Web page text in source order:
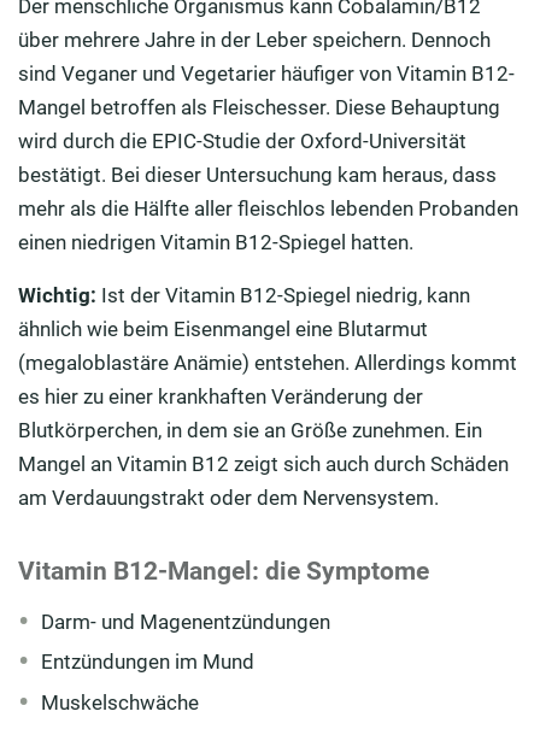
Der menschliche Organismus kann Cobalamin/B12
über mehrere Jahre in der Leber speichern. Dennoch
sind Veganer und Vegetarier häufiger von Vitamin B12-
Mangel betroffen als Fleischesser. Diese Behauptung
wird durch die EPIC-Studie der Oxford-Universität
bestätigt. Bei dieser Untersuchung kam heraus, dass
mehr als die Hälfte aller fleischlos lebenden Probanden
einen niedrigen Vitamin B12-Spiegel hatten.
Wichtig: Ist der Vitamin B12-Spiegel niedrig, kann
ähnlich wie beim Eisenmangel eine Blutarmut
(megaloblastäre Anämie) entstehen. Allerdings kommt
es hier zu einer krankhaften Veränderung der
Blutkörperchen, in dem sie an Größe zunehmen. Ein
Mangel an Vitamin B12 zeigt sich auch durch Schäden
am Verdauungstrakt oder dem Nervensystem.
Vitamin B12-Mangel: die Symptome
Darm- und Magenentzündungen
Entzündungen im Mund
Muskelschwäche